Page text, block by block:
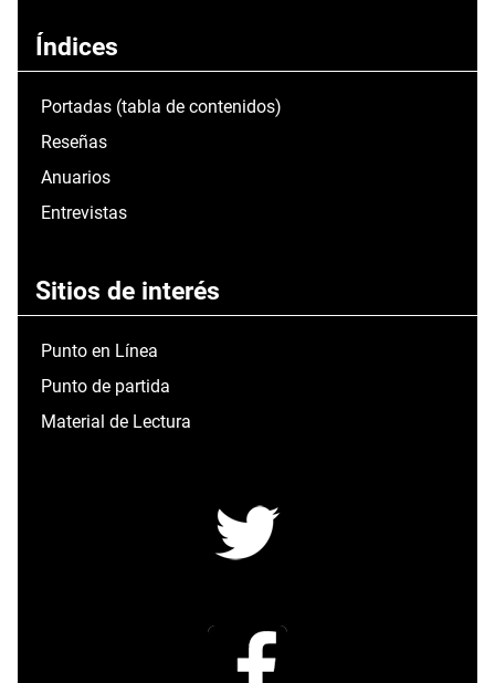
Índices
Portadas (tabla de contenidos)
Reseñas
Anuarios
Entrevistas
Sitios de interés
Punto en Línea
Punto de partida
Material de Lectura